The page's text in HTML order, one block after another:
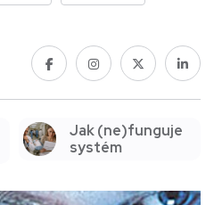
Jak (ne)funguje
systém